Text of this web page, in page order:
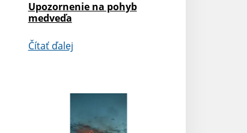
Upozornenie na pohyb
medveďa
Čítať ďalej